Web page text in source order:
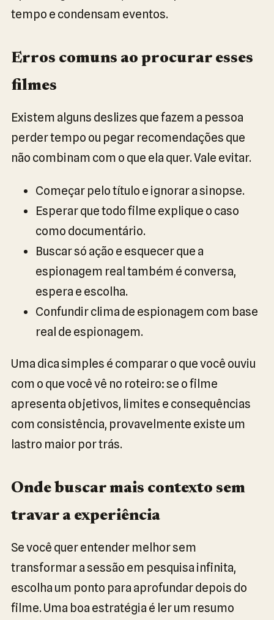
tempo e condensam eventos.
Erros comuns ao procurar esses
filmes
Existem alguns deslizes que fazem a pessoa
perder tempo ou pegar recomendações que
não combinam com o que ela quer. Vale evitar.
Começar pelo título e ignorar a sinopse.
Esperar que todo filme explique o caso
como documentário.
Buscar só ação e esquecer que a
espionagem real também é conversa,
espera e escolha.
Confundir clima de espionagem com base
real de espionagem.
Uma dica simples é comparar o que você ouviu
com o que você vê no roteiro: se o filme
apresenta objetivos, limites e consequências
com consistência, provavelmente existe um
lastro maior por trás.
Onde buscar mais contexto sem
travar a experiência
Se você quer entender melhor sem
transformar a sessão em pesquisa infinita,
escolha um ponto para aprofundar depois do
filme. Uma boa estratégia é ler um resumo